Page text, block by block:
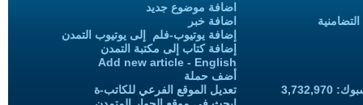
اضافة موضوع جديد
اضافة خبر
إضافة يوتيوب-فلم إلى يوتيوب التمدن
إضافة كتاب إلى مكتبة التمدن
Add new article - English
أضف حملة
تعديل الموقع الفرعي للكاتب-ة